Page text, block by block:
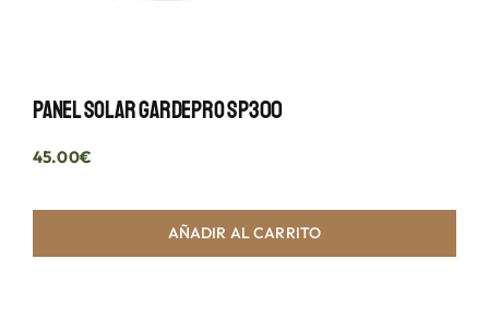
Panel Solar GardePro SP300
45.00€
AÑADIR AL CARRITO